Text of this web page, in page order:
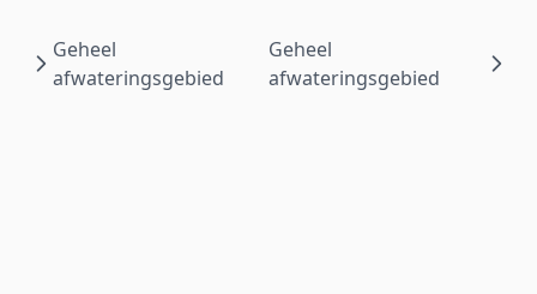
Geheel
afwateringsgebied
Geheel
afwateringsgebied